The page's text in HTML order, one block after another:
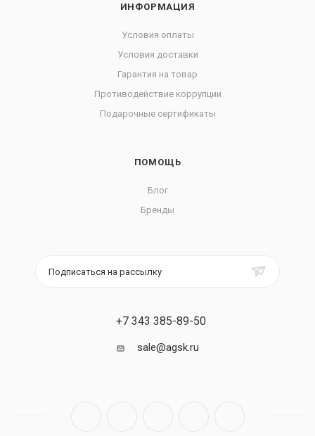
ИНФОРМАЦИЯ
Условия оплаты
Условия доставки
Гарантия на товар
Противодействие коррупции
Подарочные сертификаты
ПОМОЩЬ
Блог
Бренды
Подписаться на рассылку
+7 343 385-89-50
sale@agsk.ru